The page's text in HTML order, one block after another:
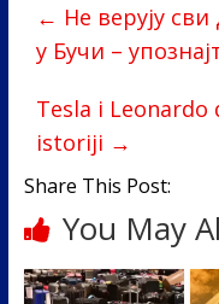
o
o
k
dI
n
← Не верују
у Бучи –
Tesla i Leonardo
istoriji →
Share This Post:
You May